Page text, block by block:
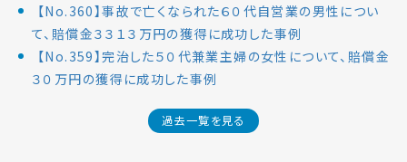
【No.360】事故で亡くなられた６０代自営業の男性につい
て、賠償金３３１３万円の獲得に成功した事例
【No.359】完治した５０代兼業主婦の女性について、賠償金
３０万円の獲得に成功した事例
過去一覧を見る